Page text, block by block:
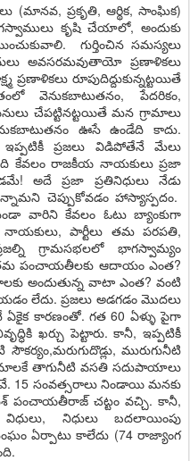
(మానవ, ప్రకృతి, ఆర్థిక, సాంఘిక)
కృషి చేయాలో, అందుకు
గుర్తించిన సమస్యలు
అవసరమవుతాయో ప్రణాళికలు
రూపుదిద్దుకున్నట్టయితే
వెనుకబాటుతనం, పేదరికం,
చేపట్టినట్టయితే మన గ్రామాలు
ఊసే ఉండేది కాదు.
ప్రజలు విడిపోతేనే మేలు
కేవలం రాజకీయ నాయకులు ప్రజా
అదే ప్రజా ప్రతినిధులు నేడు
చెప్పుకోవడం హాస్యాస్పదం.
వారిని కేవలం ఓటు బ్యాంకుగా
పార్టీలు తమ పరపతి,
గ్రామసభలలో భాగస్వామ్యం
పంచాయతీలకు ఆదాయం ఎంత?
అందుతున్న వాటా ఎంత? వంటి
లేదు. ప్రజలు అడగడం మొదలు
కారణంతో. గత 60 ఏళ్ళు పైగా
ఖర్చు పెట్టారు. కానీ, ఇప్పటికీ
మురుగునీటి
తాగునీటి వసతి సదుపాయాలు
15 సంవత్సరాలు నిండాయి మనకు
పంచాయతీరాజ్‌ చట్టం వచ్చి. కానీ,
నిధులు బదలాయింపు
ఏర్పాటు కాలేదు (74 రాజ్యాంగ